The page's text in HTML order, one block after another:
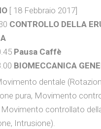
[ 18 Febbraio 2017]
CONTROLLO DELLA
Pausa Caffè
BIOMECCANICA
dentale
pura, Movimento
controllato
Intrusione).